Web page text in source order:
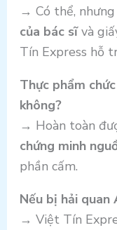
→ Có thể, nhưng
của bác sĩvà
Tín Express hỗ
Thực phẩm
không?
→ Hoàn toàn
chứng minh
phần cấm.
Nếu bị hải
→ Việt Tín